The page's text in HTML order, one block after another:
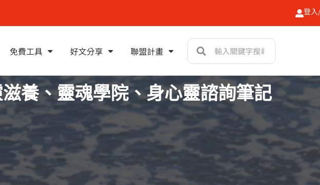
登
免費工具 好文分享 聯盟計畫
搜
搜
尋
養、靈魂學院、身心靈諮詢筆記